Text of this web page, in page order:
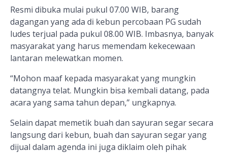
Resmi dibuka mulai pukul 07.00 WIB, barang
dagangan yang ada di kebun percobaan PG sudah
ludes terjual pada pukul 08.00 WIB. Imbasnya, banyak
masyarakat yang harus memendam kekecewaan
lantaran melewatkan momen.
“Mohon maaf kepada masyarakat yang mungkin
datangnya telat. Mungkin bisa kembali datang, pada
acara yang sama tahun depan,” ungkapnya.
Selain dapat memetik buah dan sayuran segar secara
langsung dari kebun, buah dan sayuran segar yang
dijual dalam agenda ini juga diklaim oleh pihak